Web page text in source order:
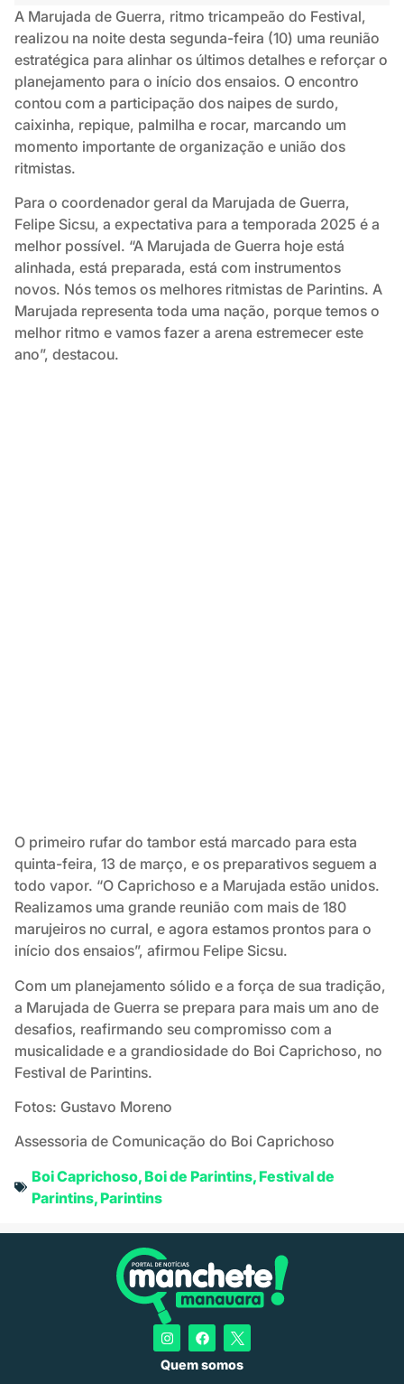
A Marujada de Guerra, ritmo tricampeão do Festival,
realizou na noite desta segunda-feira (10) uma reunião
estratégica para alinhar os últimos detalhes e reforçar o
planejamento para o início dos ensaios. O encontro
contou com a participação dos naipes de surdo,
caixinha, repique, palmilha e rocar, marcando um
momento importante de organização e união dos
ritmistas.
Para o coordenador geral da Marujada de Guerra,
Felipe Sicsu, a expectativa para a temporada 2025 é a
melhor possível. “A Marujada de Guerra hoje está
alinhada, está preparada, está com instrumentos
novos. Nós temos os melhores ritmistas de Parintins. A
Marujada representa toda uma nação, porque temos o
melhor ritmo e vamos fazer a arena estremecer este
ano”, destacou.
O primeiro rufar do tambor está marcado para esta
quinta-feira, 13 de março, e os preparativos seguem a
todo vapor. “O Caprichoso e a Marujada estão unidos.
Realizamos uma grande reunião com mais de 180
marujeiros no curral, e agora estamos prontos para o
início dos ensaios”, afirmou Felipe Sicsu.
Com um planejamento sólido e a força de sua tradição,
a Marujada de Guerra se prepara para mais um ano de
desafios, reafirmando seu compromisso com a
musicalidade e a grandiosidade do Boi Caprichoso, no
Festival de Parintins.
Fotos: Gustavo Moreno
Assessoria de Comunicação do Boi Caprichoso
Boi Caprichoso,Boi de Parintins,Festival de
Parintins,Parintins
Quem somos